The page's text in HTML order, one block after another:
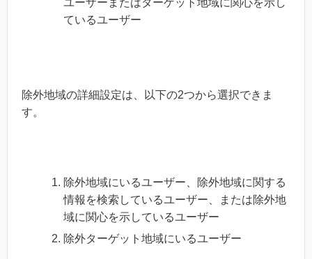
ユーザーまたはターゲット地域に関心を示し
ているユーザー
除外地域の詳細設定は、以下の2つから選択できま
す。
除外地域にいるユーザー、除外地域に関する
情報を検索しているユーザー、または除外地
域に関心を示しているユーザー
除外ターゲット地域にいるユーザー